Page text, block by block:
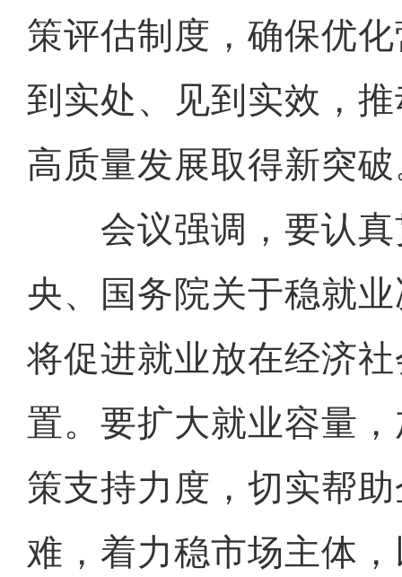
策评估制度，确保优
到实处、见到实效，
高质量发展取得新突
会议强调，要认真
央、国务院关于稳就
将促进就业放在经济
置。要扩大就业容量
策支持力度，切实帮
难，着力稳市场主体